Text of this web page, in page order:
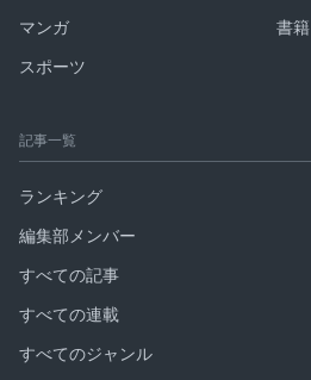
マンガ
書籍
スポーツ
記事一覧
ランキング
編集部メンバー
すべての記事
すべての連載
すべてのジャンル